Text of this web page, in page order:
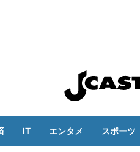
IT エンタメ スポーツ